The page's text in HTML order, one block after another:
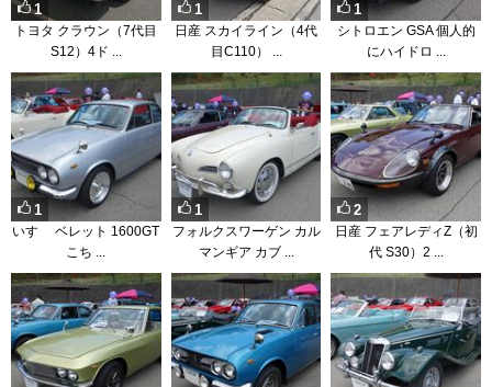
1
トヨタ クラウン（7代目
S12）4ド ...
1
日産 スカイライン（4代
目C110） ...
1
シトロエン GSA 個人的
にハイドロ ...
1
いすゞ ベレット 1600GT
こち ...
1
フォルクスワーゲン カル
マンギア カブ ...
2
日産 フェアレディZ（初
代 S30）2 ...